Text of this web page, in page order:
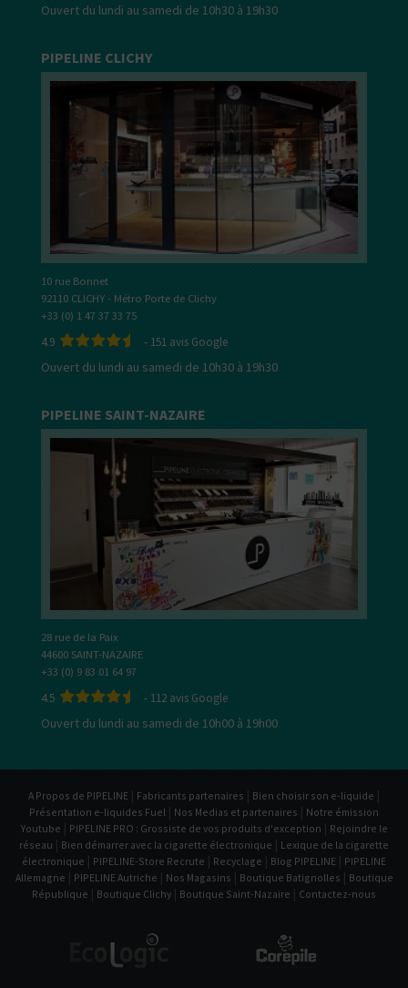
Ouvert du lundi au samedi de 10h30 à 19h30
PIPELINE CLICHY
10 rue Bonnet
92110 CLICHY - Métro Porte de Clichy
+33 (0) 1 47 37 33 75
4.9 - 151 avis Google
Ouvert du lundi au samedi de 10h30 à 19h30
PIPELINE SAINT-NAZAIRE
28 rue de la Paix
44600 SAINT-NAZAIRE
+33 (0) 9 83 01 64 97
4.5 - 112 avis Google
Ouvert du lundi au samedi de 10h00 à 19h00
A Propos de PIPELINE | Fabricants partenaires | Bien choisir son e-liquide |
Présentation e-liquides Fuel | Nos Medias et partenaires | Notre émission
Youtube | PIPELINE PRO : Grossiste de vos produits d'exception | Rejoindre le
réseau | Bien démarrer avec la cigarette électronique | Lexique de la cigarette
électronique | PIPELINE-Store Recrute | Recyclage | Blog PIPELINE | PIPELINE
Allemagne | PIPELINE Autriche | Nos Magasins | Boutique Batignolles | Boutique
République | Boutique Clichy | Boutique Saint-Nazaire | Contactez-nous